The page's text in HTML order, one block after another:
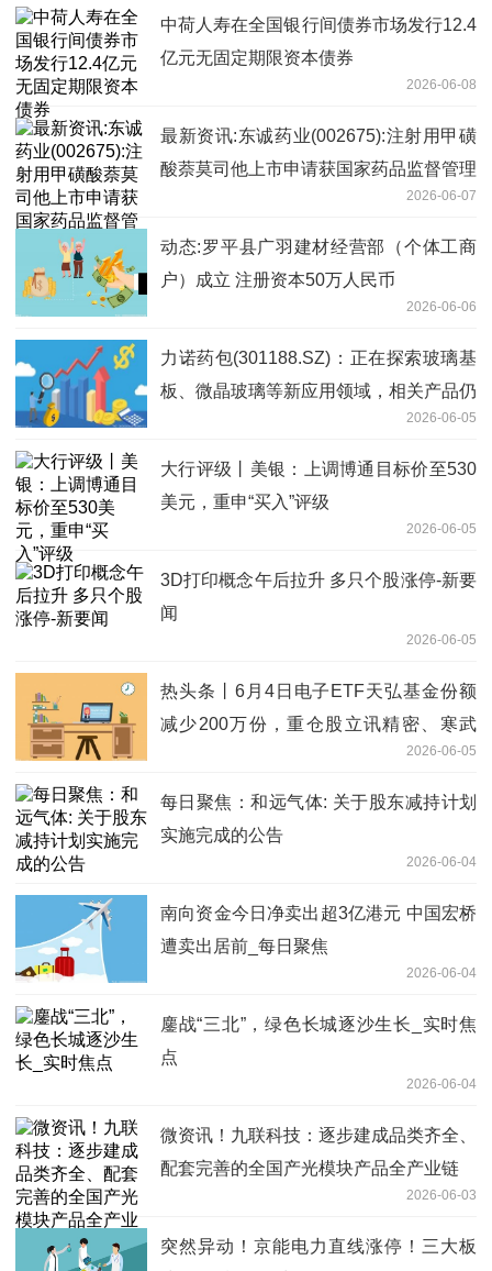
中荷人寿在全国银行间债券市场发行12.4
亿元无固定期限资本债券
2026-06-08
最新资讯:东诚药业(002675):注射用甲磺
酸萘莫司他上市申请获国家药品监督管理
2026-06-07
动态:罗平县广羽建材经营部（个体工商
户）成立 注册资本50万人民币
2026-06-06
力诺药包(301188.SZ)：正在探索玻璃基
板、微晶玻璃等新应用领域，相关产品仍
2026-06-05
大行评级丨美银：上调博通目标价至530
美元，重申“买入”评级
2026-06-05
3D打印概念午后拉升 多只个股涨停-新要
闻
2026-06-05
热头条丨6月4日电子ETF天弘基金份额
减少200万份，重仓股立讯精密、寒武
2026-06-05
每日聚焦：和远气体: 关于股东减持计划
实施完成的公告
2026-06-04
南向资金今日净卖出超3亿港元 中国宏桥
遭卖出居前_每日聚焦
2026-06-04
鏖战“三北”，绿色长城逐沙生长_实时焦
点
2026-06-04
微资讯！九联科技：逐步建成品类齐全、
配套完善的全国产光模块产品全产业链
2026-06-03
突然异动！京能电力直线涨停！三大板